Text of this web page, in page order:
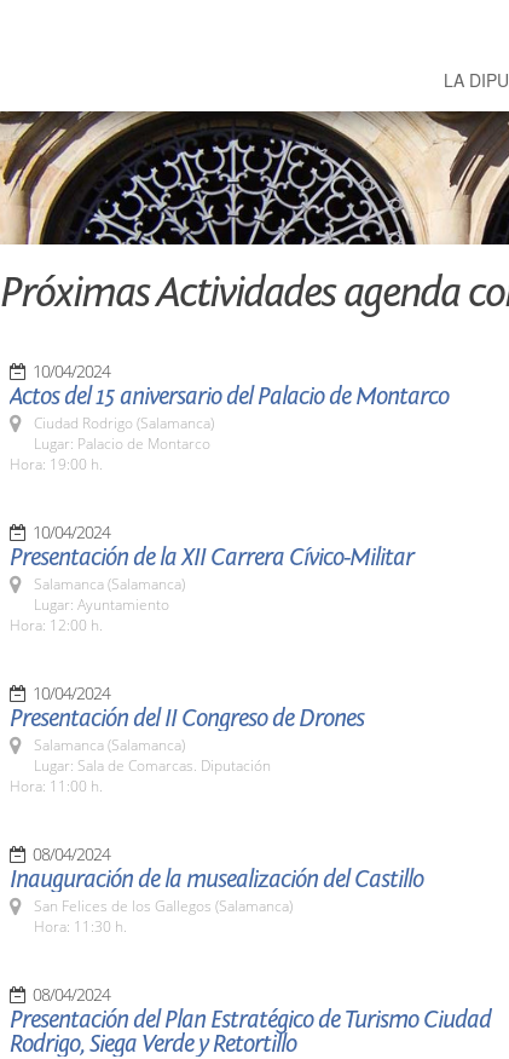
LA
Próximas Actividades agenda
10/04/2024
Actos del 15 aniversario del Palacio de Montarco
Ciudad Rodrigo (Salamanca)
Lugar: Palacio de Montarco
Hora: 19:00 h.
10/04/2024
Presentación de la XII Carrera Cívico-Militar
Salamanca (Salamanca)
Lugar: Ayuntamiento
Hora: 12:00 h.
10/04/2024
Presentación del II Congreso de Drones
Salamanca (Salamanca)
Lugar: Sala de Comarcas. Diputación
Hora: 11:00 h.
08/04/2024
Inauguración de la musealización del Castillo
San Felices de los Gallegos (Salamanca)
Hora: 11:30 h.
08/04/2024
Presentación del Plan Estratégico de Turismo Ciudad
Rodrigo, Siega Verde y Retortillo